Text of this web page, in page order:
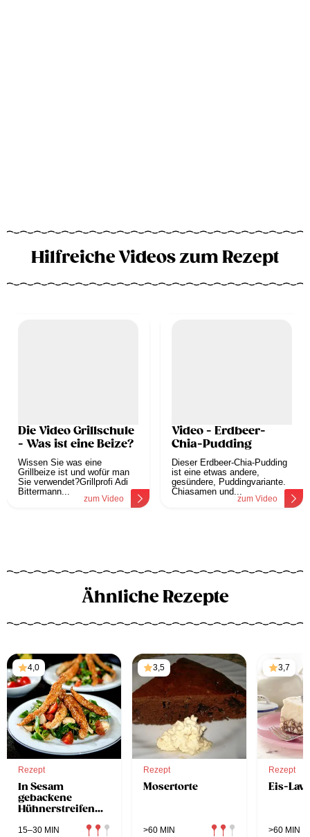
Hilfreiche Videos zum Rezept
Die Video Grillschule
- Was ist eine Beize?
Wissen Sie was eine
Grillbeize ist und wofür man
Sie verwendet?Grillprofi Adi
Bittermann...
zum Video
Video - Erdbeer-
Chia-Pudding
Dieser Erdbeer-Chia-Pudding
ist eine etwas andere,
gesündere, Puddingvariante.
Chiasamen und...
zum Video
Ähnliche Rezepte
4,0
Rezept
In Sesam
gebackene
Hühnerstreifen
15–30 MIN
3,5
Rezept
Mosertorte
>60 MIN
3,7
Rezept
Eis-
>60 MIN